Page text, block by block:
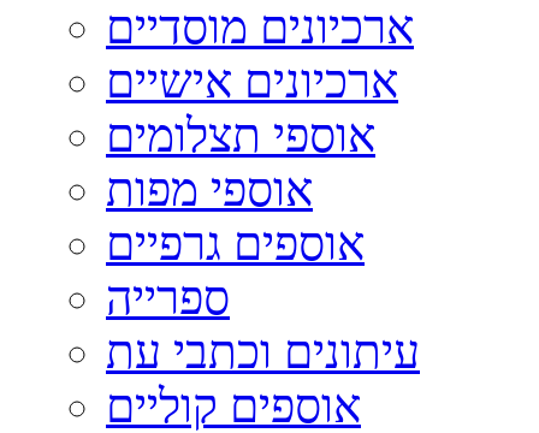
ארכיונים מוסדיים
ארכיונים אישיים
אוספי תצלומים
אוספי מפות
אוספים גרפיים
ספרייה
עיתונים וכתבי עת
אוספים קוליים